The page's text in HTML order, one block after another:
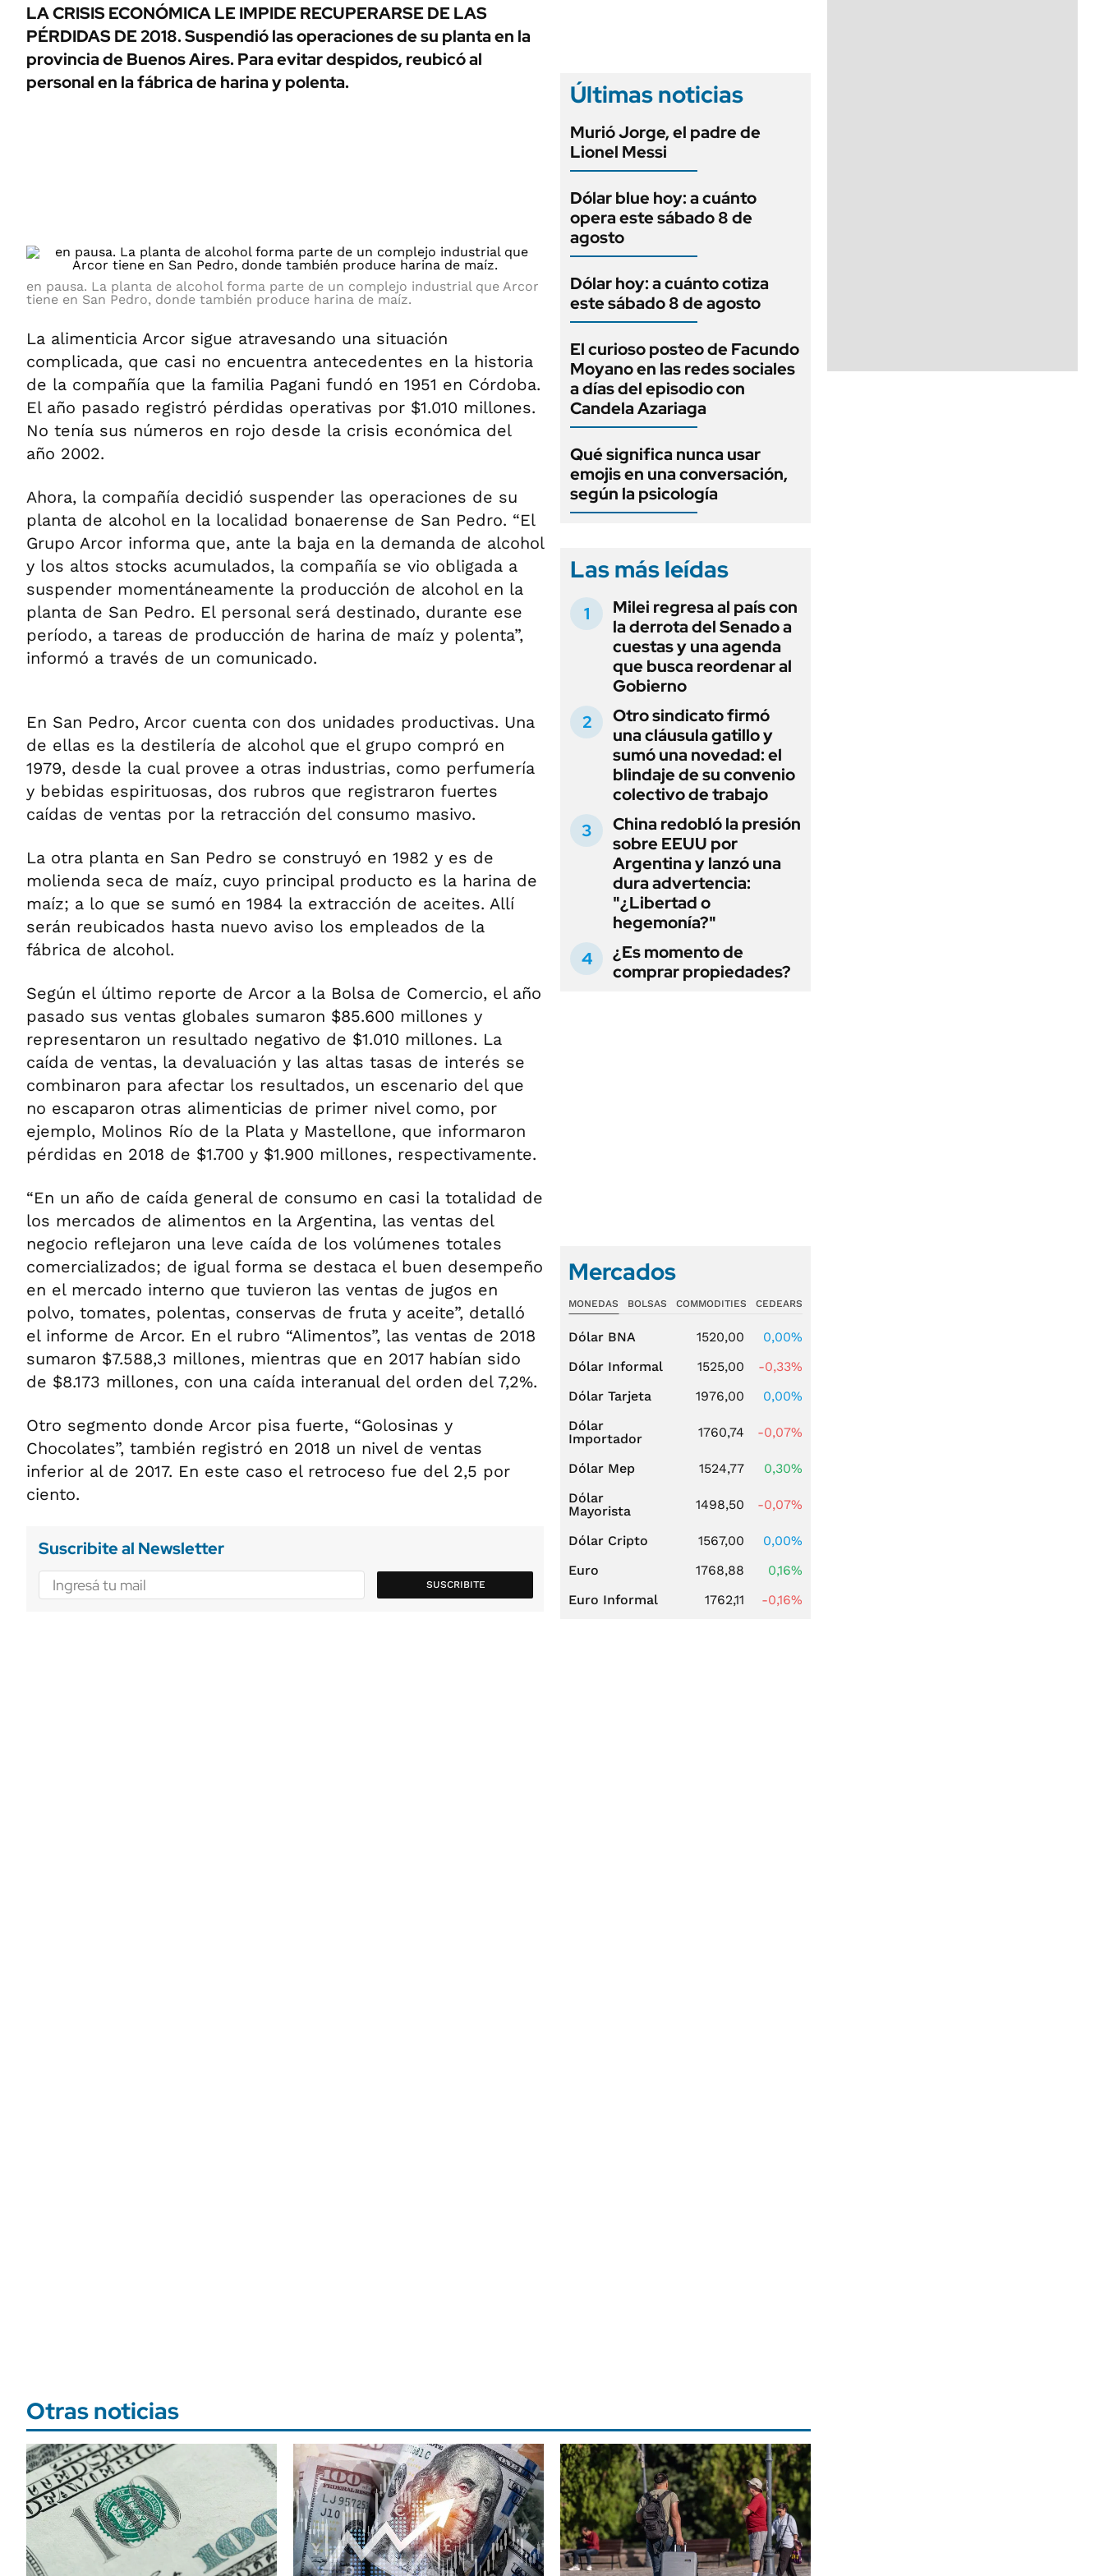
ÁMBITO DEBATE
MEDIAKIT AMBITO DEBATE
URUGUAY
LIFESTYLE
AUTOS
LA CRISIS ECONÓMICA LE IMPIDE RECUPERARSE DE LAS
PÉRDIDAS DE 2018. Suspendió las operaciones de su planta en la
provincia de Buenos Aires. Para evitar despidos, reubicó al
personal en la fábrica de harina y polenta.
en pausa. La planta de alcohol forma parte de un complejo industrial que Arcor
tiene en San Pedro, donde también produce harina de maíz.
La alimenticia Arcor sigue atravesando una situación
complicada, que casi no encuentra antecedentes en la historia
de la compañía que la familia Pagani fundó en 1951 en Córdoba.
El año pasado registró pérdidas operativas por $1.010 millones.
No tenía sus números en rojo desde la crisis económica del
año 2002.
Ahora, la compañía decidió suspender las operaciones de su
planta de alcohol en la localidad bonaerense de San Pedro. “El
Grupo Arcor informa que, ante la baja en la demanda de alcohol
y los altos stocks acumulados, la compañía se vio obligada a
suspender momentáneamente la producción de alcohol en la
planta de San Pedro. El personal será destinado, durante ese
período, a tareas de producción de harina de maíz y polenta”,
informó a través de un comunicado.
En San Pedro, Arcor cuenta con dos unidades productivas. Una
de ellas es la destilería de alcohol que el grupo compró en
1979, desde la cual provee a otras industrias, como perfumería
y bebidas espirituosas, dos rubros que registraron fuertes
caídas de ventas por la retracción del consumo masivo.
La otra planta en San Pedro se construyó en 1982 y es de
molienda seca de maíz, cuyo principal producto es la harina de
maíz; a lo que se sumó en 1984 la extracción de aceites. Allí
serán reubicados hasta nuevo aviso los empleados de la
fábrica de alcohol.
Según el último reporte de Arcor a la Bolsa de Comercio, el año
pasado sus ventas globales sumaron $85.600 millones y
representaron un resultado negativo de $1.010 millones. La
caída de ventas, la devaluación y las altas tasas de interés se
combinaron para afectar los resultados, un escenario del que
no escaparon otras alimenticias de primer nivel como, por
ejemplo, Molinos Río de la Plata y Mastellone, que informaron
pérdidas en 2018 de $1.700 y $1.900 millones, respectivamente.
“En un año de caída general de consumo en casi la totalidad de
los mercados de alimentos en la Argentina, las ventas del
negocio reflejaron una leve caída de los volúmenes totales
comercializados; de igual forma se destaca el buen desempeño
en el mercado interno que tuvieron las ventas de jugos en
polvo, tomates, polentas, conservas de fruta y aceite”, detalló
el informe de Arcor. En el rubro “Alimentos”, las ventas de 2018
sumaron $7.588,3 millones, mientras que en 2017 habían sido
de $8.173 millones, con una caída interanual del orden del 7,2%.
Otro segmento donde Arcor pisa fuerte, “Golosinas y
Chocolates”, también registró en 2018 un nivel de ventas
inferior al de 2017. En este caso el retroceso fue del 2,5 por
ciento.
Suscribite al Newsletter
SUSCRIBITE
Últimas noticias
Murió Jorge, el padre de
Lionel Messi
Dólar blue hoy: a cuánto
opera este sábado 8 de
agosto
Dólar hoy: a cuánto cotiza
este sábado 8 de agosto
El curioso posteo de Facundo
Moyano en las redes sociales
a días del episodio con
Candela Azariaga
Qué significa nunca usar
emojis en una conversación,
según la psicología
Las más leídas
Milei regresa al país con
la derrota del Senado a
cuestas y una agenda
que busca reordenar al
Gobierno
Otro sindicato firmó
una cláusula gatillo y
sumó una novedad: el
blindaje de su convenio
colectivo de trabajo
China redobló la presión
sobre EEUU por
Argentina y lanzó una
dura advertencia:
"¿Libertad o
hegemonía?"
¿Es momento de
comprar propiedades?
Mercados
MONEDAS BOLSAS COMMODITIES CEDEARS
Dólar BNA 1520,00
0,00%
Dólar Informal
1525,00
-0,33%
Dólar Tarjeta
1976,00
0,00%
Dólar
Importador
1760,74 -0,07%
Dólar Mep 1524,77
0,30%
Dólar
Mayorista
1498,50 -0,07%
Dólar Cripto 1567,00
0,00%
Euro
1768,88
0,16%
Euro Informal
1762,11 -0,16%
Otras noticias